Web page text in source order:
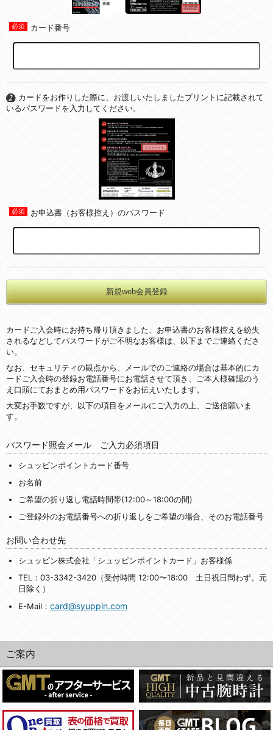
カード番号
カードをお作りした際に、お渡しいたしましたプリントに記載されて
いるパスワードを入力してください。
お申込書（お客様控え）のパスワード
カードご入会時にお持ち帰り頂きました、お申込書のお客様控えを紛失
されるなどしてパスワードがご不明なお客様は、以下までご連絡くださ
い。
なお、セキュリティの観点から、メールでのご連絡の場合は基本的にカ
ードご入会時の登録お電話番号にお電話させて頂き、ご本人様確認のう
え口頭にておまとめ用パスワードをお伝えいたします。
大変お手数ですが、以下の項目をメールにご入力の上、ご送信願いま
す。
パスワード照会メール ご入力必須項目
シュッピンポイントカード番号
お名前
ご希望の折り返し電話時間帯(12:00～18:00の間)
ご登録外のお電話番号への折り返しをご希望の場合、そのお電話番号
お問い合わせ先
シュッピン株式会社「シュッピンポイントカード」お客様係
TEL：03-3342-3420（受付時間 12:00〜18:00 土日祝日問わず。元
日除く）
E-Mail： card@syuppin.com
ご案内